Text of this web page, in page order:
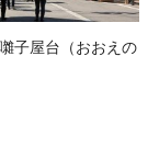
子屋台（おおえの